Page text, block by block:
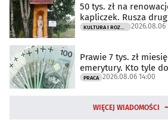
50 tys. zł na
kapliczek. Rusza
KULTURA I ROZRYWKA 2026.08.06
Prawie 7 tys. zł
emerytury. Kto tyle
PRACA 2026.08.06 14:00
WIĘCEJ WIADOMOŚCI